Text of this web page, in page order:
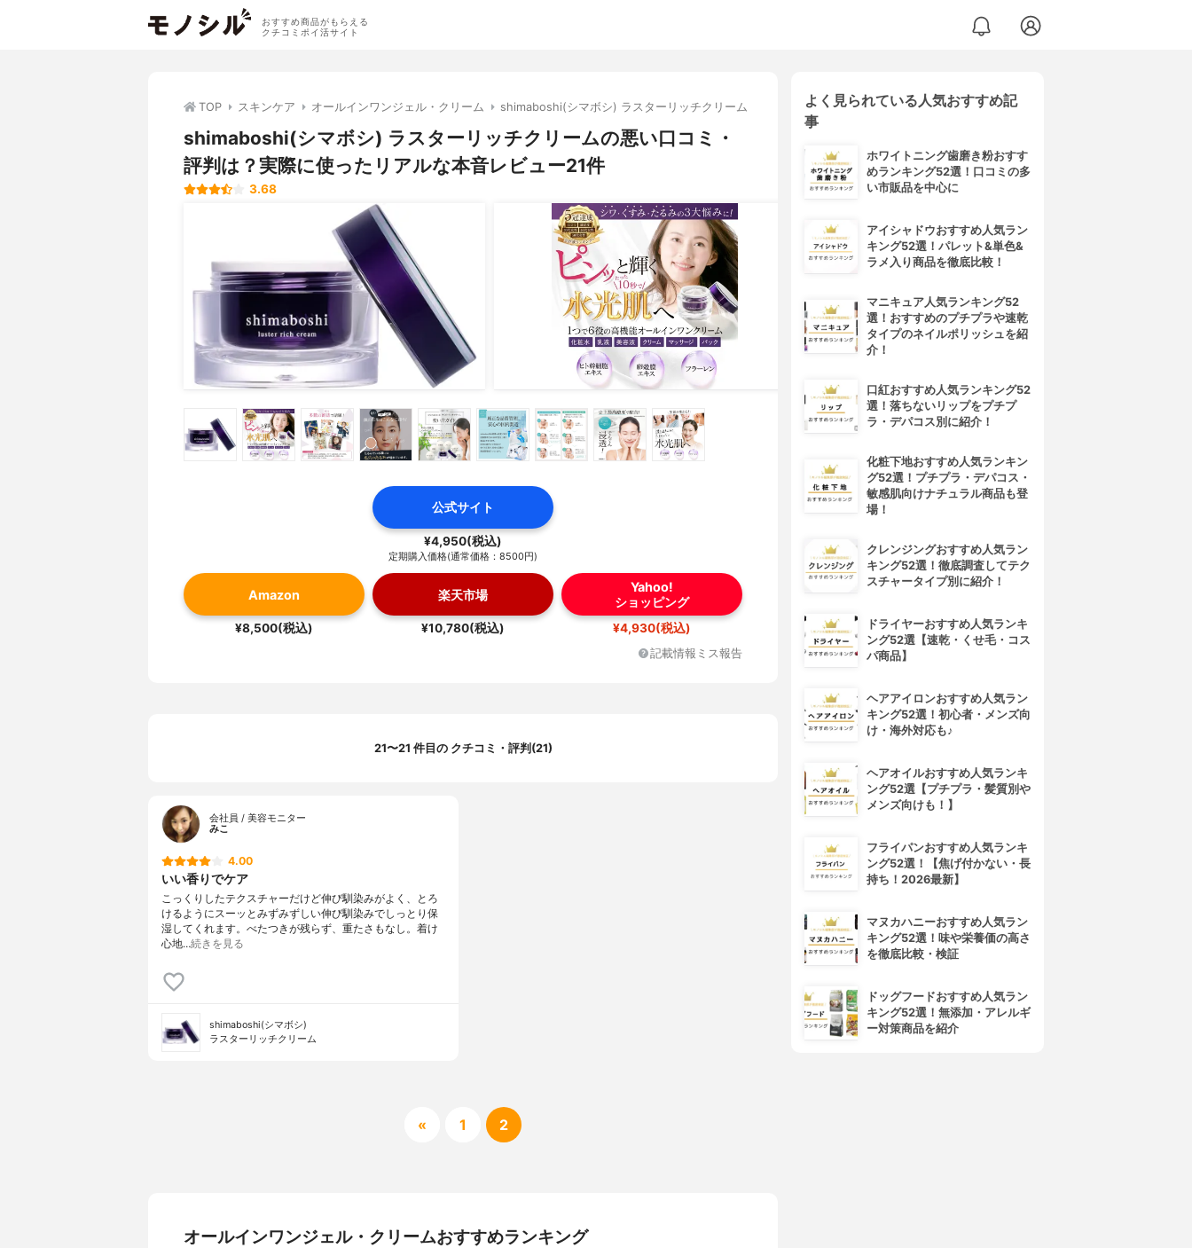
おすすめ商品がもらえる
クチコミポイ活サイト
TOP スキンケア オールインワンジェル・クリーム shimaboshi(シマボシ) ラスターリッチクリーム
shimaboshi(シマボシ) ラスターリッチクリームの悪い口コミ・
評判は？実際に使ったリアルな本音レビュー21件
3.68
公式サイト
¥4,950(税込)
定期購入価格(通常価格：8500円)
Amazon
¥8,500(税込)
楽天市場
¥10,780(税込)
Yahoo!
ショッピング
¥4,930(税込)
記載情報ミス報告
21〜21 件目の クチコミ・評判(21)
会社員 / 美容モニター
みこ
4.00
いい香りでケア
こっくりしたテクスチャーだけど伸び馴染みがよく、とろ
けるようにスーッとみずみずしい伸び馴染みでしっとり保
湿してくれます。べたつきが残らず、重たさもなし。着け
心地…続きを見る
shimaboshi(シマボシ)
ラスターリッチクリーム
« 1 2
オールインワンジェル・クリームおすすめランキング
よく見られている人気おすすめ記
事
ホワイトニング歯磨き粉おすす
めランキング52選！口コミの多
い市販品を中心に
アイシャドウおすすめ人気ラン
キング52選！パレット&単色&
ラメ入り商品を徹底比較！
マニキュア人気ランキング52
選！おすすめのプチプラや速乾
タイプのネイルポリッシュを紹
介！
口紅おすすめ人気ランキング52
選！落ちないリップをプチプ
ラ・デパコス別に紹介！
化粧下地おすすめ人気ランキン
グ52選！プチプラ・デパコス・
敏感肌向けナチュラル商品も登
場！
クレンジングおすすめ人気ラン
キング52選！徹底調査してテク
スチャータイプ別に紹介！
ドライヤーおすすめ人気ランキ
ング52選【速乾・くせ毛・コス
パ商品】
ヘアアイロンおすすめ人気ラン
キング52選！初心者・メンズ向
け・海外対応も♪
ヘアオイルおすすめ人気ランキ
ング52選【プチプラ・髪質別や
メンズ向けも！】
フライパンおすすめ人気ランキ
ング52選！【焦げ付かない・長
持ち！2026最新】
マヌカハニーおすすめ人気ラン
キング52選！味や栄養価の高さ
を徹底比較・検証
ドッグフードおすすめ人気ラン
キング52選！無添加・アレルギ
ー対策商品を紹介